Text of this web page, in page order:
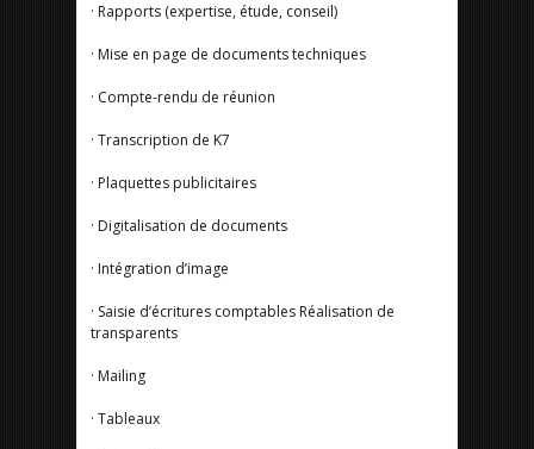
· Rapports (expertise, étude, conseil)
· Mise en page de documents techniques
· Compte-rendu de réunion
· Transcription de K7
· Plaquettes publicitaires
· Digitalisation de documents
· Intégration d’image
· Saisie d’écritures comptables Réalisation de
transparents
· Mailing
· Tableaux